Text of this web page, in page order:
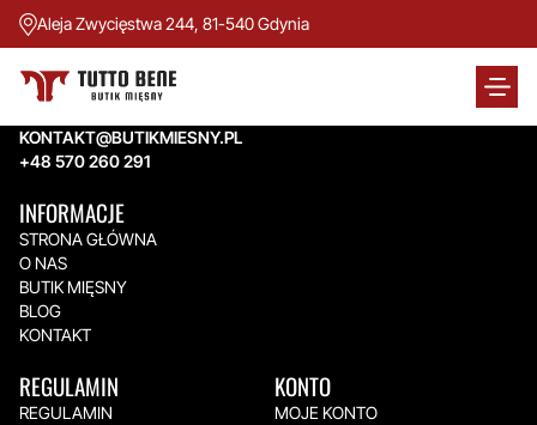
Aleja Zwycięstwa 244, 81-540 Gdynia
TUTTO BENE BUTIK MIĘSNY
Aleja Zwycięstwa 244,
KONTAKT@BUTIKMIESNY.PL
+48 570 260 291
INFORMACJE
STRONA GŁÓWNA
O NAS
BUTIK MIĘSNY
BLOG
KONTAKT
REGULAMIN
REGULAMIN
KONTO
MOJE KONTO